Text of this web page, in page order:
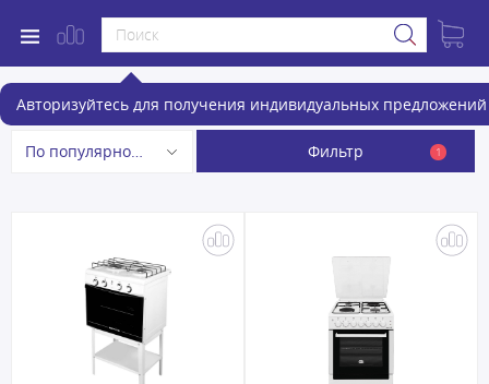
Авторизуйтесь для получения индивидуальных предложений
Комбинированные плиты
По популярности Фильтр 1